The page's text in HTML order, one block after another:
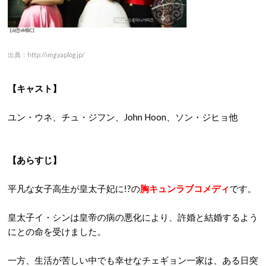
出典：http://img.yaplog.jp/
【キャスト】
ユン・ウネ、チュ・ジフン、John Hoon、ソン・ジヒョ他
【あらすじ】
平凡な女子高生が皇太子妃に!?の胸キュンラブコメディです。
皇太子イ・シンは皇帝の病の悪化により、許婚と結婚するよう
にとの命を受けました。
一方、生活が苦しい中でも幸せなチェギョン一家は、ある日突